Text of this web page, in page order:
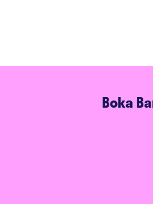
Boka